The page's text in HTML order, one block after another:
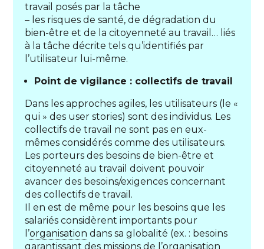
travail posés par la tâche
– les risques de santé, de dégradation du
bien-être et de la citoyenneté au travail… liés
à la tâche décrite tels qu’identifiés par
l’utilisateur lui-même.
Point de vigilance : collectifs de travail
Dans les approches agiles, les utilisateurs (le «
qui » des user stories) sont des individus. Les
collectifs de travail ne sont pas en eux-
mêmes considérés comme des utilisateurs.
Les porteurs des besoins de bien-être et
citoyenneté au travail doivent pouvoir
avancer des besoins/exigences concernant
des collectifs de travail.
Il en est de même pour les besoins que les
salariés considèrent importants pour
l’organisation dans sa globalité (ex. : besoins
garantissant des missions de l’organisation